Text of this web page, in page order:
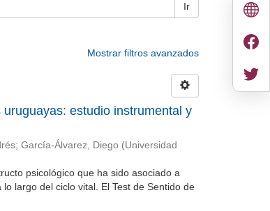
Ir
Mostrar filtros avanzados
estudio instrumental y
; García-Álvarez, Diego (Universidad
psicológico que ha sido asociado a
largo del ciclo vital. El Test de Sentido de